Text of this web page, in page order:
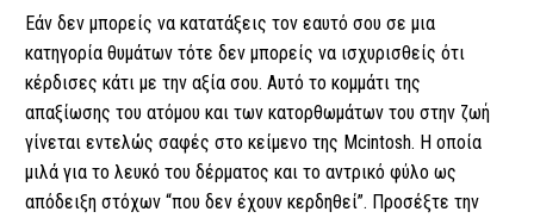
Εάν δεν μπορείς να κατατάξεις τον εαυτό σου σε μια
κατηγορία θυμάτων τότε δεν μπορείς να ισχυρισθείς ότι
κέρδισες κάτι με την αξία σου. Αυτό το κομμάτι της
απαξίωσης του ατόμου και των κατορθωμάτων του στην ζωή
γίνεται εντελώς σαφές στο κείμενο της Mcintosh. Η οποία
μιλά για το λευκό του δέρματος και το αντρικό φύλο ως
απόδειξη στόχων “που δεν έχουν κερδηθεί”. Προσέξτε την